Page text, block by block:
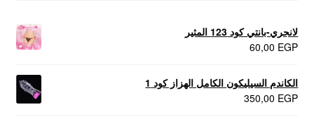
لانجري-بانتي كود 123 المثير
60,00 EGP
الكاندم السيليكون الكامل الهزاز كود 1
350,00 EGP